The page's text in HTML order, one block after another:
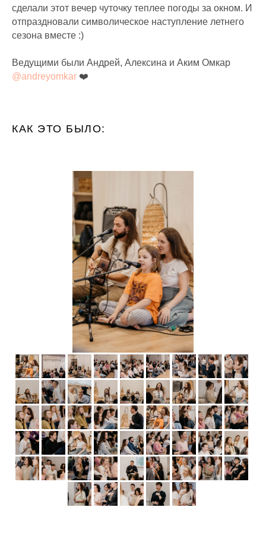
сделали этот вечер чуточку теплее погоды за окном. И
отпраздновали символическое наступление летнего
сезона вместе :)
Ведущими были Андрей, Алексина и Аким Омкар
@andreyomkar ❤️
КАК ЭТО БЫЛО: